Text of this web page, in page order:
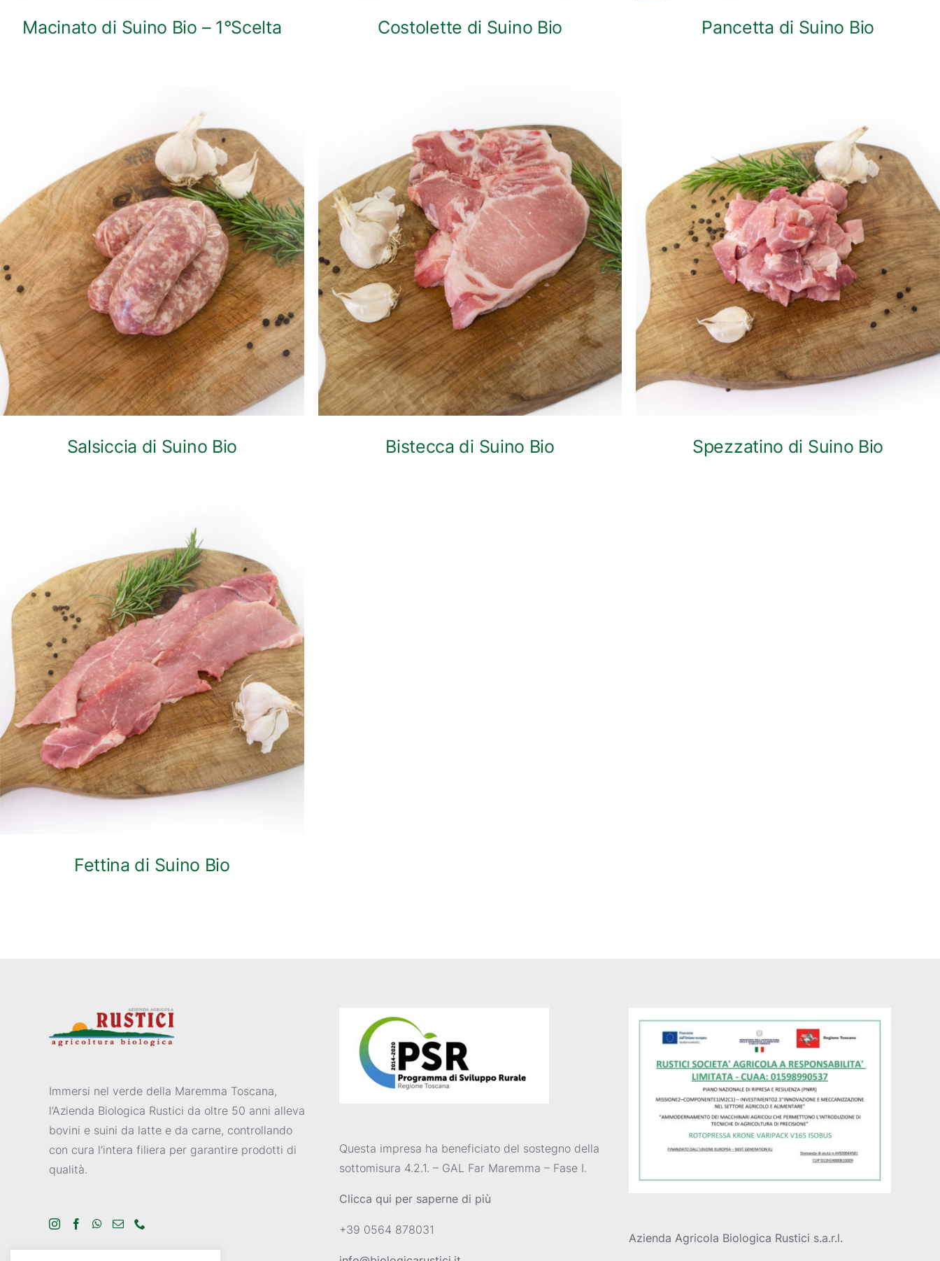
Macinato di Suino Bio – 1°Scelta Costolette di Suino Bio Pancetta di Suino Bio
ANTEPRIMA RAPIDA
Salsiccia di Suino Bio
ANTEPRIMA RAPIDA
Bistecca di Suino Bio
ANTEPRIMA RAPIDA
Spezzatino di Suino Bio
ANTEPRIMA RAPIDA
Fettina di Suino Bio
Immersi nel verde della Maremma Toscana,
l’Azienda Biologica Rustici da oltre 50 anni alleva
bovini e suini da latte e da carne, controllando
con cura l’intera filiera per garantire prodotti di
qualità.
Questa impresa ha beneficiato del sostegno della
sottomisura 4.2.1. – GAL Far Maremma – Fase I.
Clicca qui per saperne di più
+39 0564 878031
Azienda Agricola Biologica Rustici s.a.r.l.